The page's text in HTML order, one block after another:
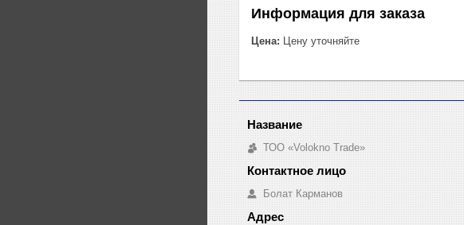
Информация для заказа
Цена: Цену уточняйте
ТОО «Volokno Trade»
Болат Карманов